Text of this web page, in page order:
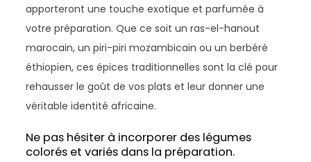
apporteront une touche exotique et parfumée à
votre préparation. Que ce soit un ras-el-hanout
marocain, un piri-piri mozambicain ou un berbéré
éthiopien, ces épices traditionnelles sont la clé pour
rehausser le goût de vos plats et leur donner une
véritable identité africaine.
Ne pas hésiter à incorporer des légumes
colorés et variés dans la préparation.